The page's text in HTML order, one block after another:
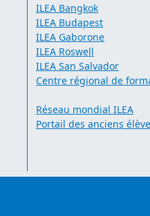
ILEA Bangkok
ILEA Budapest
ILEA Gaborone
ILEA Roswell
ILEA San Salvador
Centre régional de
Réseau mondial ILEA
Portail des anciens